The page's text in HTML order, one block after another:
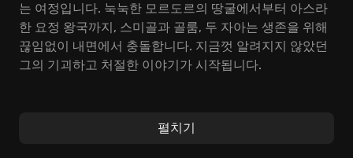
는 여정입니다. 눅눅한 모르도르의 땅굴에서부터 아스라
한 요정 왕국까지, 스미골과 골룸, 두 자아는 생존을 위해
끊임없이 내면에서 충돌합니다. 지금껏 알려지지 않았던
그의 기괴하고 처절한 이야기가 시작됩니다.
지하고 교활하게 적을 피해 거미줄처럼 복잡한 레벨을 헤
펼치기